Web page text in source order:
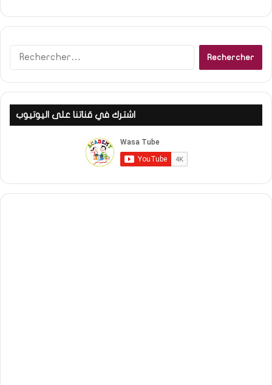
اشترك في قناتنا على اليوتيوب